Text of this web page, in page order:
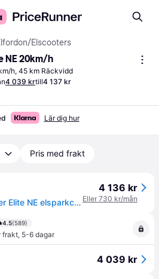
/Elscooters
NE 20km/h
h, 45 km Räckvidd
4 039 krtill4 137 kr
Lär dig hur
Pris med frakt
Xiaomi Electric Scooter Elite NE elsparkcykel
4 136 kr
Eller 730 kr/mån
4.5(589)
frakt, 5-6 dagar
4 039 kr